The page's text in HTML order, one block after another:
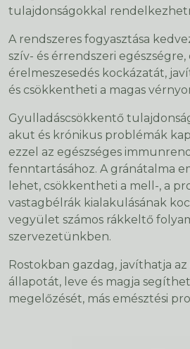
tulajdonságokkal
A rendszeres fogyasztása
szív- és érrendszeri
érelmeszesedés kockázatát,
és csökkentheti a magas
Gyulladáscsökkentő
akut és krónikus problémák
ezzel az egészséges
fenntartásához. A gránátalma
lehet, csökkentheti a mell-, a
vastagbélrák kialakulásának
vegyület számos rákkeltő
szervezetünkben.
Rostokban gazdag, javíthatja
állapotát, leve és magja
megelőzését, más emésztési